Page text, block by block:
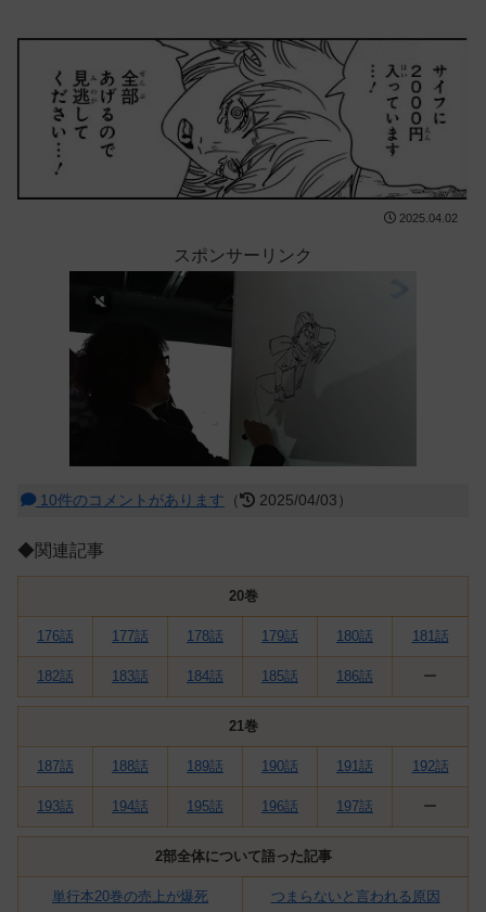
2025.04.02
スポンサーリンク
10件のコメントがあります （ 2025/04/03）
◆関連記事
20巻
176話 177話 178話 179話 180話 181話
182話 183話 184話 185話 186話 ー
21巻
187話 188話 189話 190話 191話 192話
193話 194話 195話 196話 197話 ー
2部全体について語った記事
単行本20巻の売上が爆死 つまらないと言われる原因